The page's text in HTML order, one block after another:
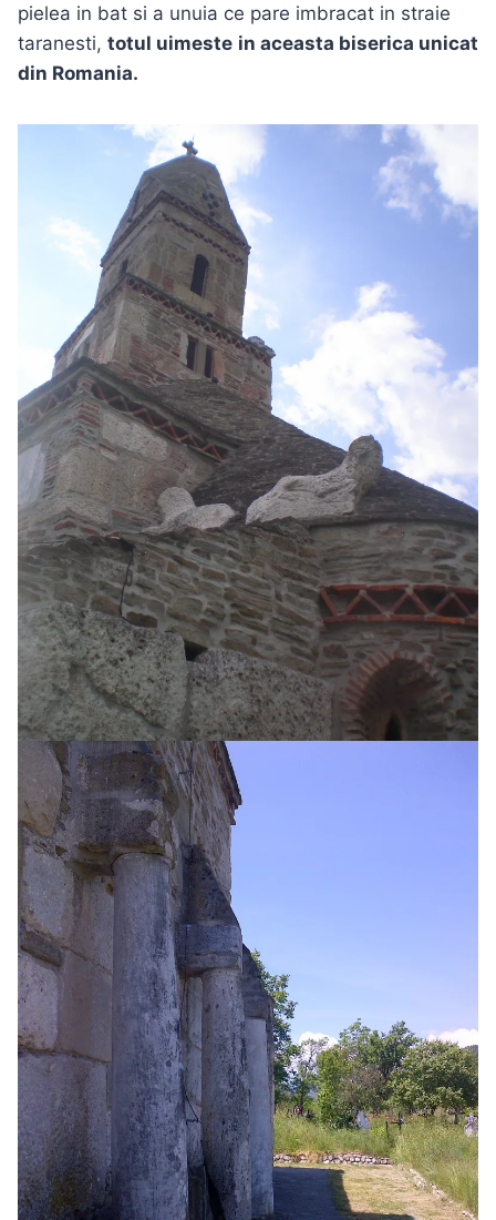
pielea in bat si a unuia ce pare imbracat in straie
taranesti, totul uimeste in aceasta biserica unicat
din Romania.